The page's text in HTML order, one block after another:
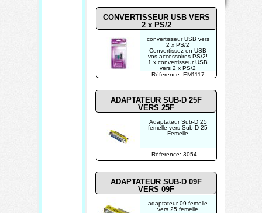
08/08/2026
Créé par
convertisseur USB vers
2 x PS/2
Convertissez en USB
vos accessoires PS/2!
1 x convertisseur USB
vers 2 x PS/2
USB Type A/ Mini DIN à
6 broches, femelle
Réference: EM1117
CONVERTISSEUR USB VERS
2 x PS/2
ADAPTATEUR SUB-D 25F
VERS 25F
ADAPTATEUR SUB-D 09F
VERS 09F
Réference: 3054
adaptateur 09 femelle
vers 25 femelle
Adaptateur Sub-D 25
femelle vers Sub-D 25
Femelle